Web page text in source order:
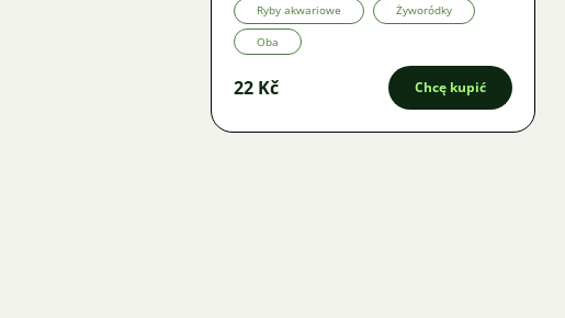
Ryby akwariowe Żyworódky
Oba
22 Kč Chcę kupić